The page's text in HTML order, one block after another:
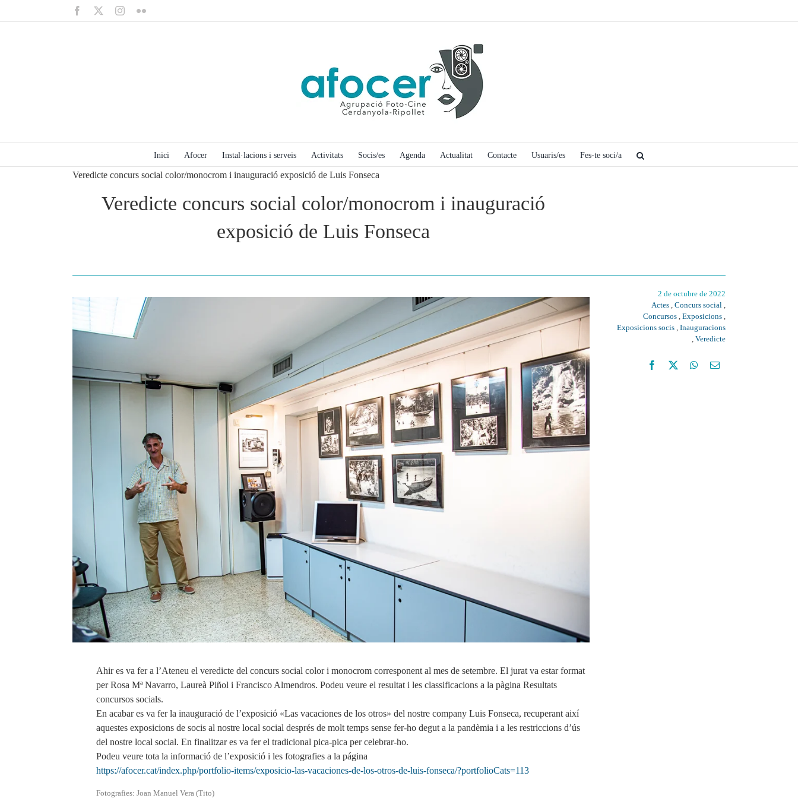
Facebook Instagram
Flickr
Inici Afocer Instal·lacions i serveis Activitats Socis/es Agenda Actualitat Contacte Usuaris/es Fes-te soci/a
Veredicte concurs social color/monocrom i inauguració exposició de Luis Fonseca
Veredicte concurs social color/monocrom i inauguració
exposició de Luis Fonseca
2 de octubre de 2022
Actes ,Concurs social
Concursos ,Exposicions
Exposicions socis ,Inauguracions
,Veredicte
Ahir es va fer a l’Ateneu el veredicte del concurs social color i monocrom corresponent al mes de setembre. El jurat va estar format
per Rosa Mª Navarro, Laureà Piñol i Francisco Almendros. Podeu veure el resultat i les classificacions a la pàgina Resultats
concursos socials.
En acabar es va fer la inauguració de l’exposició «Las vacaciones de los otros» del nostre company Luis Fonseca, recuperant així
aquestes exposicions de socis al nostre local social després de molt temps sense fer-ho degut a la pandèmia i a les restriccions d’ús
del nostre local social. En finalitzar es va fer el tradicional pica-pica per celebrar-ho.
Podeu veure tota la informació de l’exposició i les fotografies a la página
https://afocer.cat/index.php/portfolio-items/exposicio-las-vacaciones-de-los-otros-de-luis-fonseca/?portfolioCats=113
Fotografies: Joan Manuel Vera (Tito)